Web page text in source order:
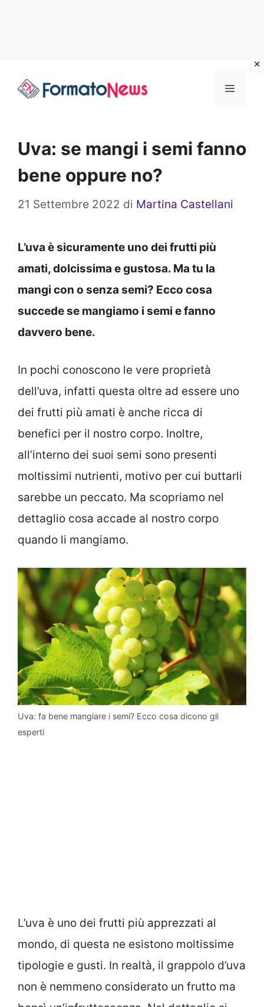
Menu
Uva: se mangi i semi fanno
bene oppure no?
21 Settembre 2022 di Martina Castellani
L’uva è sicuramente uno dei frutti più
amati, dolcissima e gustosa. Ma tu la
mangi con o senza semi? Ecco cosa
succede se mangiamo i semi e fanno
davvero bene.
In pochi conoscono le vere proprietà
dell’uva, infatti questa oltre ad essere uno
dei frutti più amati è anche ricca di
benefici per il nostro corpo. Inoltre,
all’interno dei suoi semi sono presenti
moltissimi nutrienti, motivo per cui buttarli
sarebbe un peccato. Ma scopriamo nel
dettaglio cosa accade al nostro corpo
quando li mangiamo.
Uva: fa bene mangiare i semi? Ecco cosa dicono gli
esperti
L’uva è uno dei frutti più apprezzati al
mondo, di questa ne esistono moltissime
tipologie e gusti. In realtà, il grappolo d’uva
non è nemmeno considerato un frutto ma